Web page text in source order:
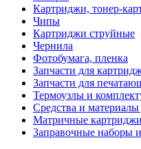
Картриджи, тонер-
Чипы
Картриджи струйные
Чернила
Фотобумага, пленка
Запчасти для
Запчасти для
Термоузлы и
Средства и материалы
Матричные картриджи
Заправочные наборы